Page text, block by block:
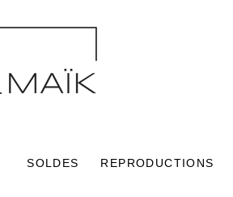
SOLDES REPRODUCTIONS